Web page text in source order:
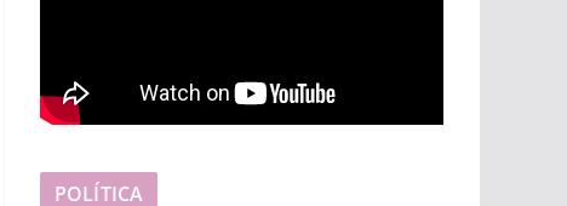
POLÍTICA